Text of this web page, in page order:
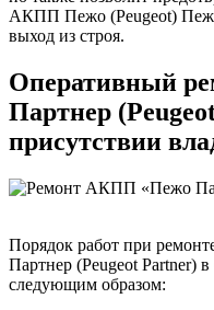
АКПП Пежо (Peugeot)
выход из строя.
Оперативный
Партнер
присутствии
Порядок работ при
Партнер (Peugeot Partner)
следующим образом: